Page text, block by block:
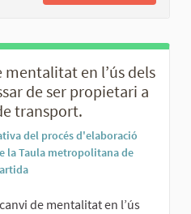
en l’ús dels
de ser propietari a
transport.
del procés d'elaboració
la Taula metropolitana de
de mentalitat en l’ús